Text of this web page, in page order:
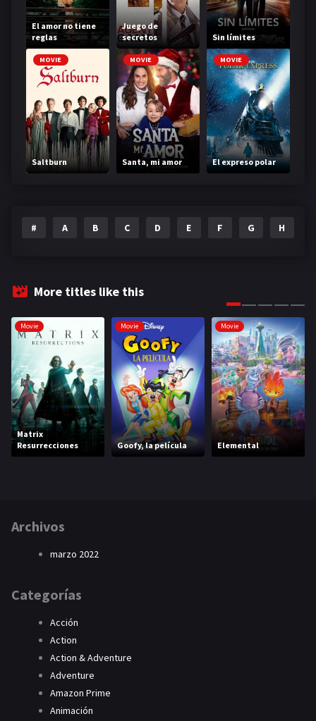
El amor no tiene
reglas
Juego de
secretos
Sin límites
MOVIE
Saltburn
MOVIE
Santa, mi amor
MOVIE
El expreso polar
# A B C D E F G H
More titles like this
Movie
Matrix
Resurrecciones
Movie
Goofy, la película
Movie
Elemental
Archivos
marzo 2022
Categorías
Acción
Action
Action & Adventure
Adventure
Amazon Prime
Animación